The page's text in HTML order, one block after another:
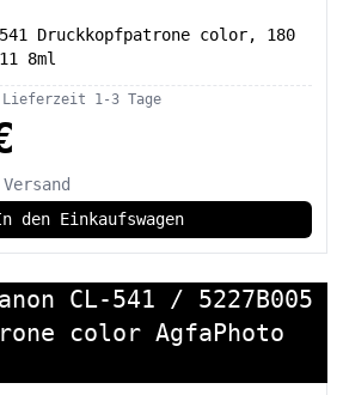
541 Druckkopfpatrone color, 180
8ml
Lieferzeit 1-3 Tage
den Einkaufswagen
CL-541 / 5227B005
color AgfaPhoto